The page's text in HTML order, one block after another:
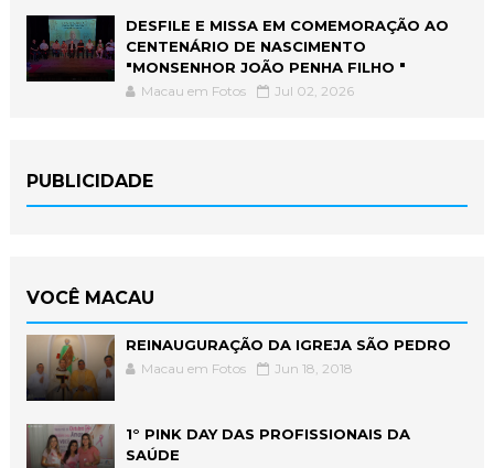
DESFILE E MISSA EM COMEMORAÇÃO AO
CENTENÁRIO DE NASCIMENTO
"MONSENHOR JOÃO PENHA FILHO "
Macau em Fotos Jul 02, 2026
PUBLICIDADE
VOCÊ MACAU
REINAUGURAÇÃO DA IGREJA SÃO PEDRO
Macau em Fotos Jun 18, 2018
1° PINK DAY DAS PROFISSIONAIS DA
SAÚDE